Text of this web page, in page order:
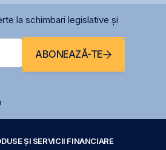
la schimbari legislative și
ABONEAZĂ-TE
ȘI SERVICII FINANCIARE